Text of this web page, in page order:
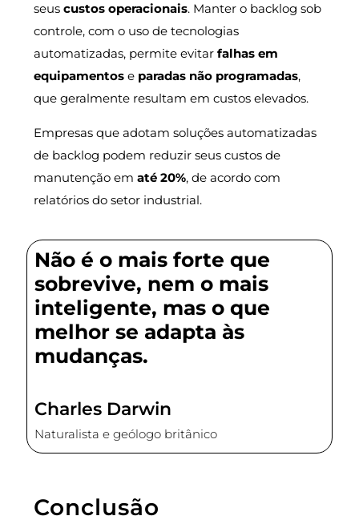
seus custos operacionais. Manter o backlog sob
controle, com o uso de tecnologias
automatizadas, permite evitar falhas em
equipamentose paradas não programadas,
que geralmente resultam em custos elevados.
Empresas que adotam soluções automatizadas
de backlog podem reduzir seus custos de
manutenção em até 20%, de acordo com
relatórios do setor industrial.
Não é o mais forte que
sobrevive, nem o mais
inteligente, mas o que
melhor se adapta às
mudanças.
Charles Darwin
Naturalista e geólogo britânico
Conclusão